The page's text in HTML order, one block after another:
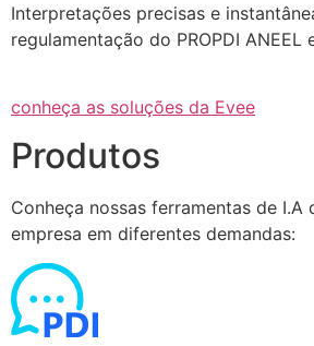
Interpretações precisas e
regulamentação do PROPDI ANEEL
conheça as soluções da Evee
Produtos
Conheça nossas ferramentas de I.A
empresa em diferentes demandas: